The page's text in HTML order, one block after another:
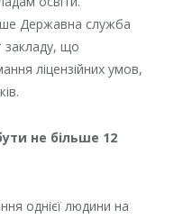
Державна служба
закладу, що
ліцензійних умов,
не більше 12
однієї людини на